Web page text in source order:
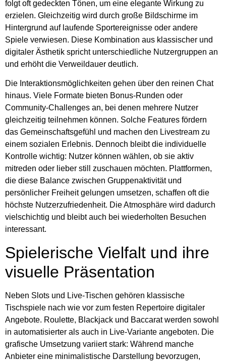
folgt oft gedeckten Tönen, um eine elegante Wirkung zu
erzielen. Gleichzeitig wird durch große Bildschirme im
Hintergrund auf laufende Sportereignisse oder andere
Spiele verwiesen. Diese Kombination aus klassischer und
digitaler Ästhetik spricht unterschiedliche Nutzergruppen an
und erhöht die Verweildauer deutlich.
Die Interaktionsmöglichkeiten gehen über den reinen Chat
hinaus. Viele Formate bieten Bonus-Runden oder
Community-Challenges an, bei denen mehrere Nutzer
gleichzeitig teilnehmen können. Solche Features fördern
das Gemeinschaftsgefühl und machen den Livestream zu
einem sozialen Erlebnis. Dennoch bleibt die individuelle
Kontrolle wichtig: Nutzer können wählen, ob sie aktiv
mitreden oder lieber still zuschauen möchten. Plattformen,
die diese Balance zwischen Gruppenaktivität und
persönlicher Freiheit gelungen umsetzen, schaffen oft die
höchste Nutzerzufriedenheit. Die Atmosphäre wird dadurch
vielschichtig und bleibt auch bei wiederholten Besuchen
interessant.
Spielerische Vielfalt und ihre
visuelle Präsentation
Neben Slots und Live-Tischen gehören klassische
Tischspiele nach wie vor zum festen Repertoire digitaler
Angebote. Roulette, Blackjack und Baccarat werden sowohl
in automatisierter als auch in Live-Variante angeboten. Die
grafische Umsetzung variiert stark: Während manche
Anbieter eine minimalistische Darstellung bevorzugen,